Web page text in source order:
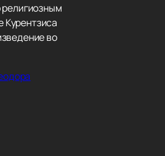
религиозным
Курентзиса
во